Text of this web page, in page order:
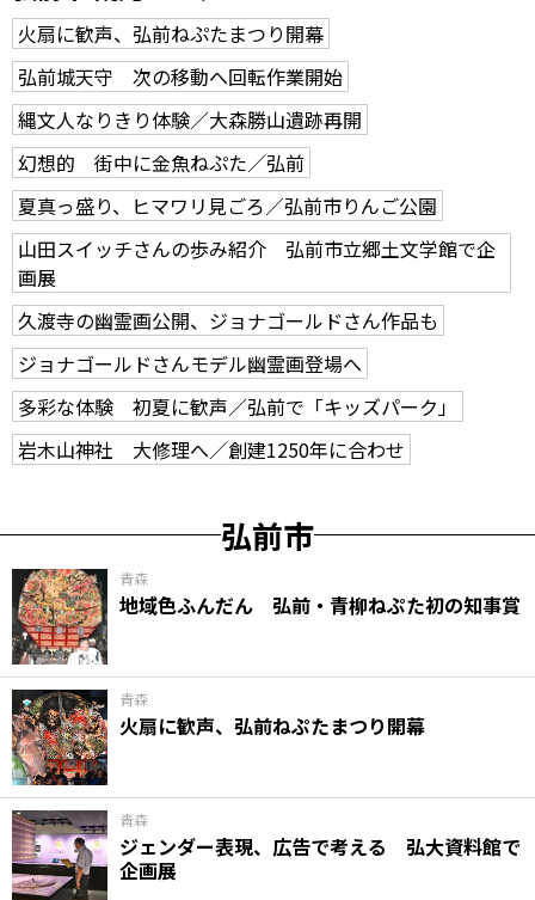
火扇に歓声、弘前ねぷたまつり開幕
弘前城天守 次の移動へ回転作業開始
縄文人なりきり体験／大森勝山遺跡再開
幻想的 街中に金魚ねぷた／弘前
夏真っ盛り、ヒマワリ見ごろ／弘前市りんご公園
山田スイッチさんの歩み紹介 弘前市立郷土文学館で企
画展
久渡寺の幽霊画公開、ジョナゴールドさん作品も
ジョナゴールドさんモデル幽霊画登場へ
多彩な体験 初夏に歓声／弘前で「キッズパーク」
岩木山神社 大修理へ／創建1250年に合わせ
弘前市
青森
地域色ふんだん 弘前・青柳ねぷた初の知事賞
青森
火扇に歓声、弘前ねぷたまつり開幕
青森
ジェンダー表現、広告で考える 弘大資料館で
企画展